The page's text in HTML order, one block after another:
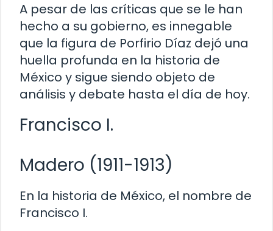
A pesar de las críticas que se le han
hecho a su gobierno, es innegable
que la figura de Porfirio Díaz dejó una
huella profunda en la historia de
México y sigue siendo objeto de
análisis y debate hasta el día de hoy.
Francisco I.
Madero (1911-1913)
En la historia de México, el nombre de
Francisco I.